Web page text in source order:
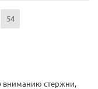
54
вниманию стержни,